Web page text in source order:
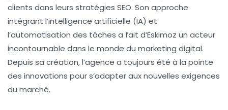
clients dans leurs stratégies SEO. Son approche
intégrant l’intelligence artificielle (IA) et
l’automatisation des tâches a fait d’Eskimoz un acteur
incontournable dans le monde du marketing digital.
Depuis sa création, l’agence a toujours été à la pointe
des innovations pour s’adapter aux nouvelles exigences
du marché.